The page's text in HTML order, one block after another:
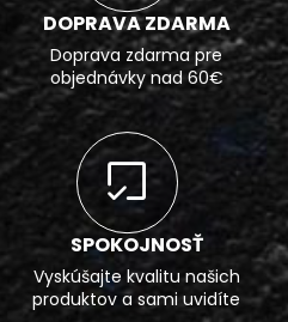
DOPRAVA ZDARMA
Doprava zdarma pre
objednávky nad 60€
SPOKOJNOSŤ
Vyskúšajte kvalitu našich
produktov a sami uvidíte